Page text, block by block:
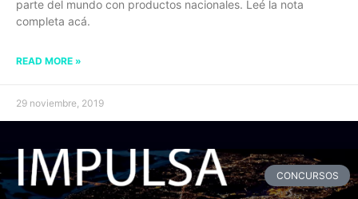
parte del mundo con productos nacionales. Leé la nota
completa acá.
READ MORE »
29 noviembre, 2019
CONCURSOS